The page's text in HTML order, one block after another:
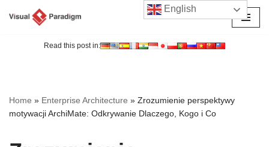
Read this post in:
Home » Enterprise Architecture » Zrozumienie perspektywy
motywacji ArchiMate: Odkrywanie Dlaczego, Kogo i Co
English